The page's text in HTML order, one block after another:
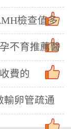
檢查值多
不育推薦醫
費的
輸卵管疏通